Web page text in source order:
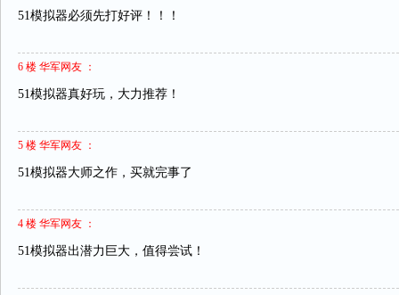
51模拟器必须先打好评！！！
6 楼 华军网友 ：
51模拟器真好玩，大力推荐！
5 楼 华军网友 ：
51模拟器大师之作，买就完事了
4 楼 华军网友 ：
51模拟器出潜力巨大，值得尝试！